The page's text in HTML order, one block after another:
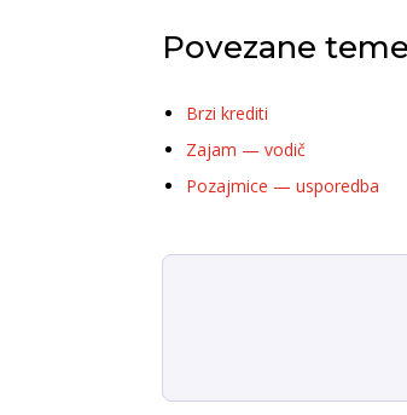
Povezane teme
Brzi krediti
Zajam — vodič
Pozajmice — usporedba